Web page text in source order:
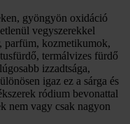
gyöngyön oxidáció
vegyszerekkel
parfüm, kozmetikumok,
termálvizes fürdő
izzadtsága,
igaz ez a sárga és
ródium bevonattal
nem vagy csak nagyon